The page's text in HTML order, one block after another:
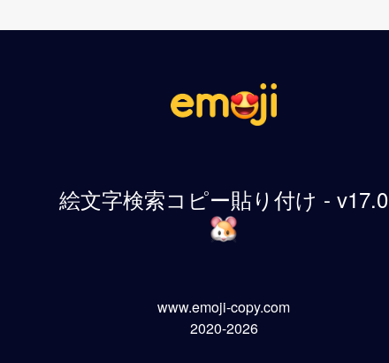
絵文字検索コピー貼り付け - v17.0
www.emoji-copy.com
2020-2026